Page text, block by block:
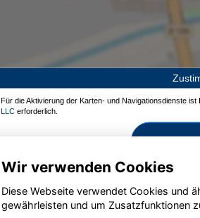
Für die Aktivierung der Karten- und Navigationsdienste ist
LLC erforderlich.
Wir verwenden Cookies
Diese Webseite verwendet Cookies und
gewährleisten und um Zusatzfunktionen